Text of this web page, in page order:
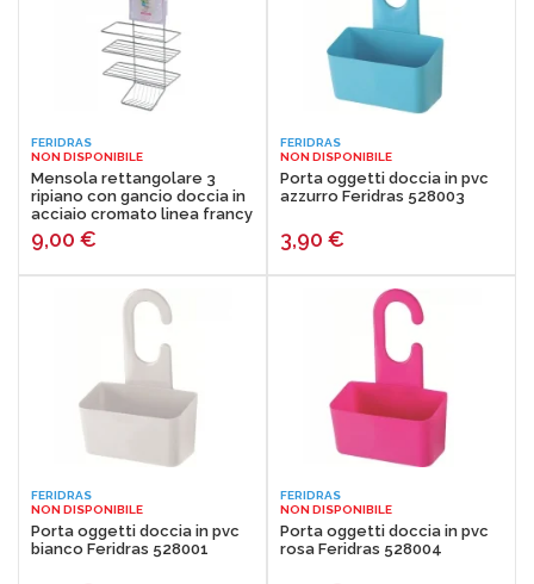
FERIDRAS
NON DISPONIBILE
Mensola rettangolare 3
ripiano con gancio doccia in
acciaio cromato linea francy
Feridras 160020-b
9,00 €
FERIDRAS
NON DISPONIBILE
Porta oggetti doccia in pvc
azzurro Feridras 528003
3,90 €
FERIDRAS
NON DISPONIBILE
Porta oggetti doccia in pvc
bianco Feridras 528001
FERIDRAS
NON DISPONIBILE
Porta oggetti doccia in pvc
rosa Feridras 528004